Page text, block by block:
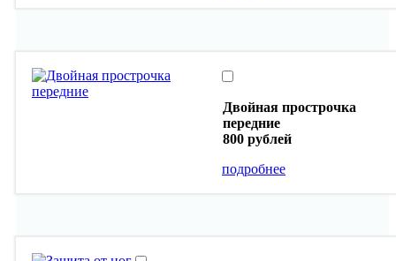
Двойная прострочка
передние
800 рублей
подробнее